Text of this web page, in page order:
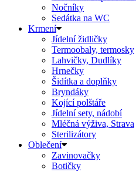
Nočníky
Sedátka na WC
Krmení
Jídelní židličky
Termoobaly, termosky
Lahvičky, Dudlíky
Hrnečky
Šidítka a doplňky
Bryndáky
Kojící polštáře
Jídelní sety, nádobí
Mléčná výživa, Strava
Sterilizátory
Oblečení
Zavinovačky
Botičky